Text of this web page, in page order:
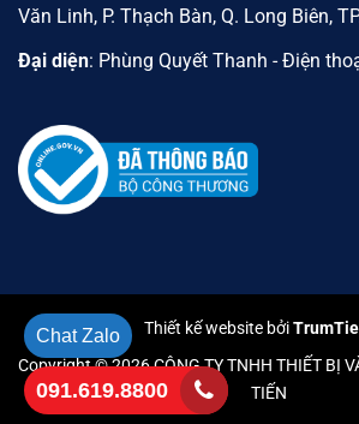
Văn Linh, P. Thạch Bàn, Q. Long Biên,
Đại diện: Phùng Quyết Thanh - Điện
Chat Zalo
091.619.8800
Thiết kế website bởi
Copyright © 2026 CÔNG TY TNHH THIẾT BỊ
TIẾN